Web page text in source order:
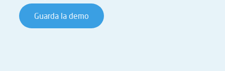
Guarda la demo